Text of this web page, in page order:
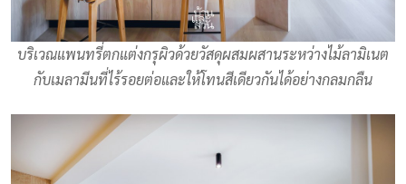
บริเวณแพนทรี่ตกแต่งกรุผิวด้วยวัสดุผสมผสานระหว่างไม้ลามิเนต
กับเมลามีนที่ไร้รอยต่อและให้โทนสีเดียวกันได้อย่างกลมกลืน